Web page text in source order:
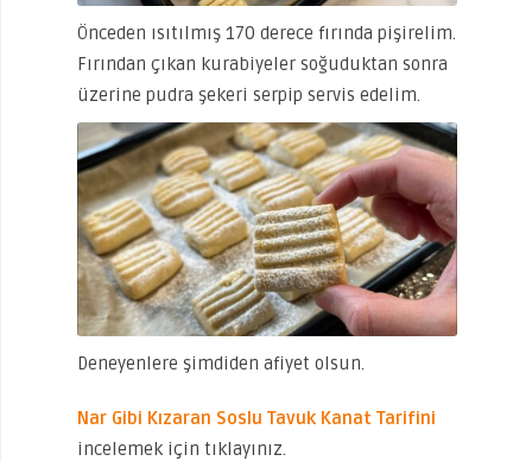
Önceden ısıtılmış 170 derece fırında pişirelim.
Fırından çıkan kurabiyeler soğuduktan sonra
üzerine pudra şekeri serpip servis edelim.
Deneyenlere şimdiden afiyet olsun.
Nar Gibi Kızaran Soslu Tavuk Kanat Tarifini
incelemek için tıklayınız.